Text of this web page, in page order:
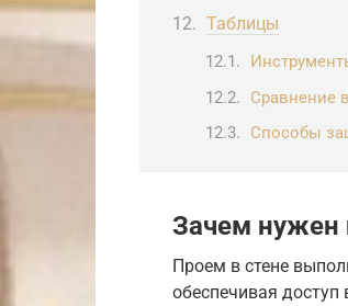
Таблицы
Сравнение
Способы
Зачем нужен
Проем в стене
обеспечивая